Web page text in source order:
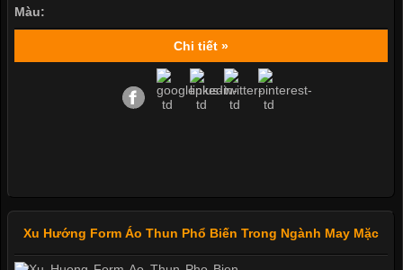
Màu:
Chi tiết »
Xu Hướng Form Áo Thun Phổ Biến Trong Ngành May Mặc